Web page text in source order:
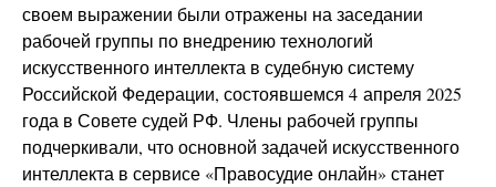
своем выражении были отражены на заседании
рабочей группы по внедрению технологий
искусственного интеллекта в судебную систему
Российской Федерации, состоявшемся 4 апреля 2025
года в Совете судей РФ. Члены рабочей группы
подчеркивали, что основной задачей искусственного
интеллекта в сервисе «Правосудие онлайн» станет